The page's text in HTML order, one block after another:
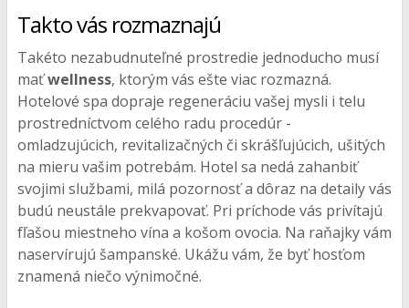
Takto vás rozmaznajú
Takéto nezabudnuteľné prostredie jednoducho musí
maťwellness, ktorým vás ešte viac rozmazná.
Hotelové spa dopraje regeneráciu vašej mysli i telu
prostredníctvom celého radu procedúr -
omladzujúcich, revitalizačných či skrášľujúcich, ušitých
na mieru vašim potrebám. Hotel sa nedá zahanbiť
svojimi službami, milá pozornosť a dôraz na detaily vás
budú neustále prekvapovať. Pri príchode vás privítajú
fľašou miestneho vína a košom ovocia. Na raňajky vám
naservírujú šampanské. Ukážu vám, že byť hosťom
znamená niečo výnimočné.